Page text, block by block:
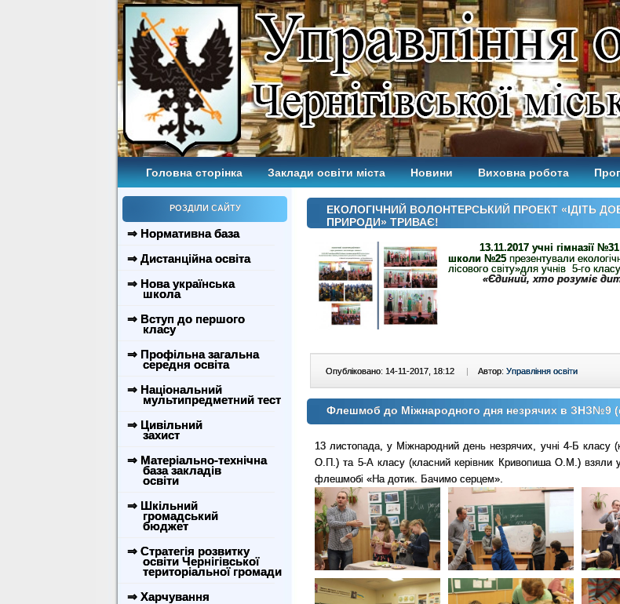
Головна сторінка Заклади освіти міста Новини Виховна робота
РОЗДІЛИ САЙТУ
⇒ Нормативна база
⇒ Дистанційна освіта
⇒ Нова українська
школа
⇒ Вступ до першого
класу
⇒ Профільна загальна
середня освіта
⇒ Національний
мультипредметний тест
⇒ Цивільний
захист
⇒ Матеріально-технічна
база закладів
освіти
⇒ Шкільний
громадський
бюджет
⇒ Стратегія розвитку
освіти Чернігівської
територіальної громади
⇒ Харчування
ЕКОЛОГІЧНИЙ ВОЛОНТЕРСЬКИЙ ПРОЕКТ «ІДІТЬ
ПРИРОДИ» ТРИВАЄ!
13.11.2017 учні гімназії
школи №25 презентували
лісового світу»для учнів 5-го класу
«Єдиний, хто розуміє
Опубліковано: 14-11-2017, 18:12 | Автор: Управління освіти
Флешмоб до Міжнародного дня незрячих в ЗНЗ№9
13 листопада, у Міжнародний день незрячих, учні 4-Б класу
О.П.) та 5-А класу (класний керівник Кривопиша О.М.) взяли
флешмобі «На дотик. Бачимо серцем».